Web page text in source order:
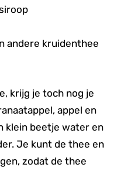
andere kruidenthee
krijg je toch nog je
appel en
klein beetje water en
Je kunt de thee en
zodat de thee